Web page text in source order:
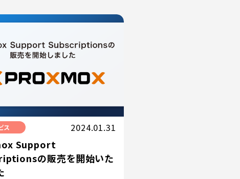
ス 2024.01.31
Support
の販売を開始いた